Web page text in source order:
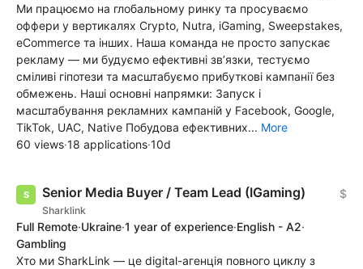
Ми працюємо на глобальному ринку та просуваємо
оффери у вертикалях Crypto, Nutra, iGaming, Sweepstakes,
eCommerce та інших. Наша команда не просто запускає
рекламу — ми будуємо ефективні зв’язки, тестуємо
сміливі гіпотези та масштабуємо прибуткові кампанії без
обмежень. Наші основні напрямки: Запуск і
масштабування рекламних кампаній у Facebook, Google,
TikTok, UAC, Native Побудова ефективних... More
60 views·18 applications·10d
Senior Media Buyer / Team Lead (IGaming)
Sharklink
$
Full Remote·Ukraine·1 year of experience·English - A2·
Gambling
Хто ми SharkLink — це digital-агенція повного циклу з